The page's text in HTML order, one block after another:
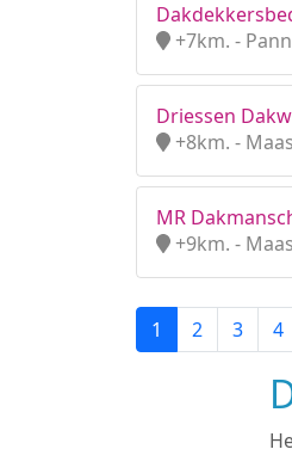
+7km. -
Driessen
+8km. -
MR
+9km. -
1 2 3 4